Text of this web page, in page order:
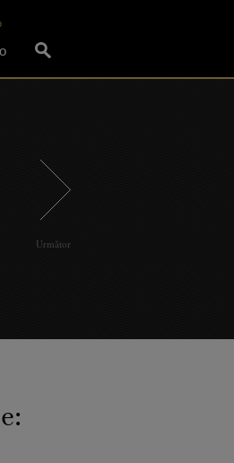
Vara asta se poartă
Următor